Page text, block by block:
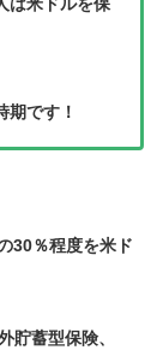
期です！
30％程度を米ド
貯蓄型保険、